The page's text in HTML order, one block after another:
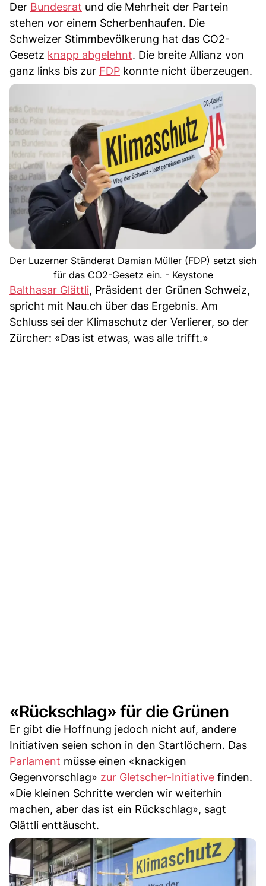
Der Bundesrat und die Mehrheit der Partein
stehen vor einem Scherbenhaufen. Die
Schweizer Stimmbevölkerung hat das CO2-
Gesetz knapp abgelehnt. Die breite Allianz von
ganz links bis zur FDP konnte nicht überzeugen.
Der Luzerner Ständerat Damian Müller (FDP) setzt sich
für das CO2-Gesetz ein. - Keystone
Balthasar Glättli, Präsident der Grünen Schweiz,
spricht mit Nau.ch über das Ergebnis. Am
Schluss sei der Klimaschutz der Verlierer, so der
Zürcher: «Das ist etwas, was alle trifft.»
«Rückschlag» für die Grünen
Er gibt die Hoffnung jedoch nicht auf, andere
Initiativen seien schon in den Startlöchern. Das
Parlament müsse einen «knackigen
Gegenvorschlag» zur Gletscher-Initiative finden.
«Die kleinen Schritte werden wir weiterhin
machen, aber das ist ein Rückschlag», sagt
Glättli enttäuscht.